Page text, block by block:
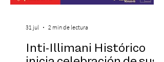
Inti-Illimani Histórico
31 jul 2 min de lectura